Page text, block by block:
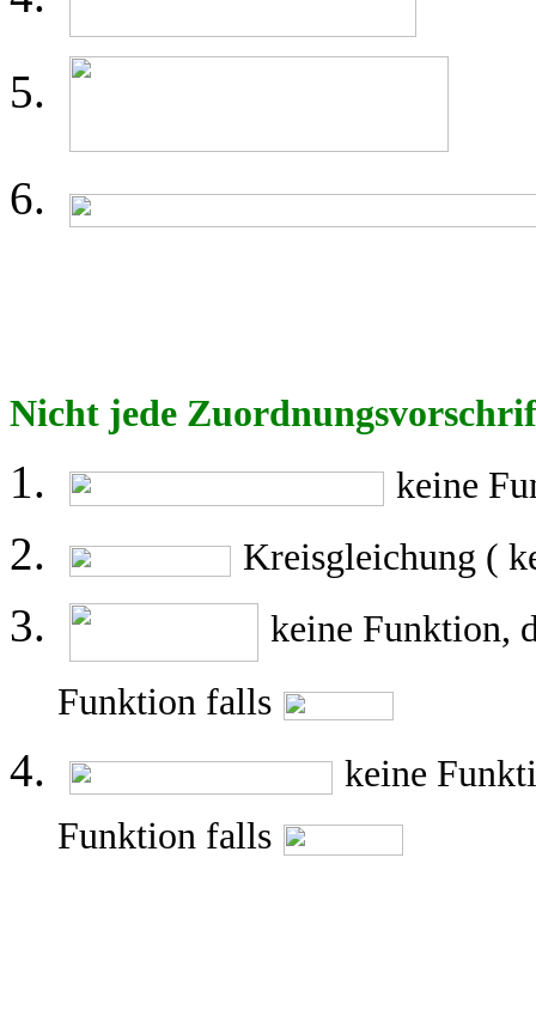
Nicht jede
keine
Kreisgleichung (
keine Funktion,
Funktion falls
keine
Funktion falls